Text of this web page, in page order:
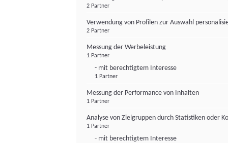
2 Partner
Verwendung von Profilen zur Auswahl
2 Partner
Messung der Werbeleistung
1 Partner
- mit berechtigtem Interesse
1 Partner
Messung der Performance von Inhalten
1 Partner
Analyse von Zielgruppen durch Statistiken oder
1 Partner
- mit berechtigtem Interesse